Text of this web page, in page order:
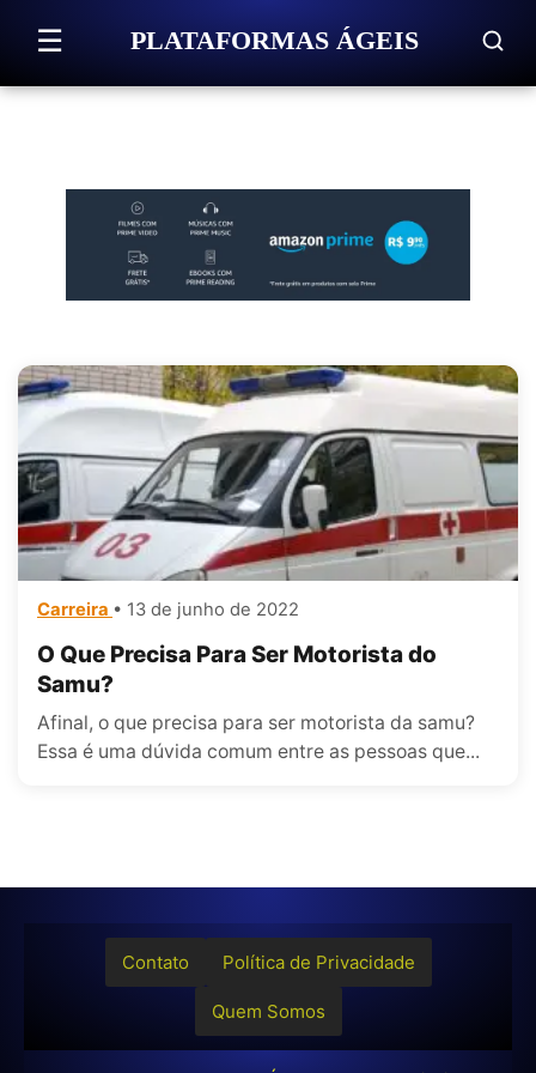
☰ PLATAFORMAS ÁGEIS
Carreira • 13 de junho de 2022
O Que Precisa Para Ser Motorista do
Samu?
Afinal, o que precisa para ser motorista da samu?
Essa é uma dúvida comum entre as pessoas que...
Contato Política de Privacidade
Quem Somos